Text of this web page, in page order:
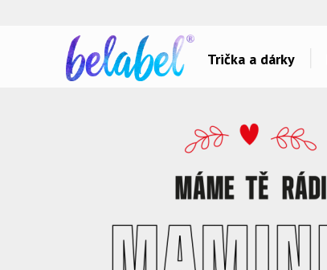
Trička a dárky
Dárky pro bráchu
Dárky pro dědu
Dárky pro partnera
Dárky pro partnerku
Láska
Sport a auta
Hlášky
Humor
Hudba & Film
Autorská grafika